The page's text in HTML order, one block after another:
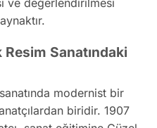
Sanatındaki
modernist bir
biridir. 1907